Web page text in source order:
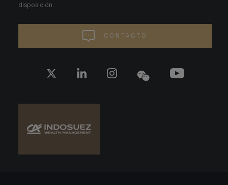
disposición.
CONTACTO